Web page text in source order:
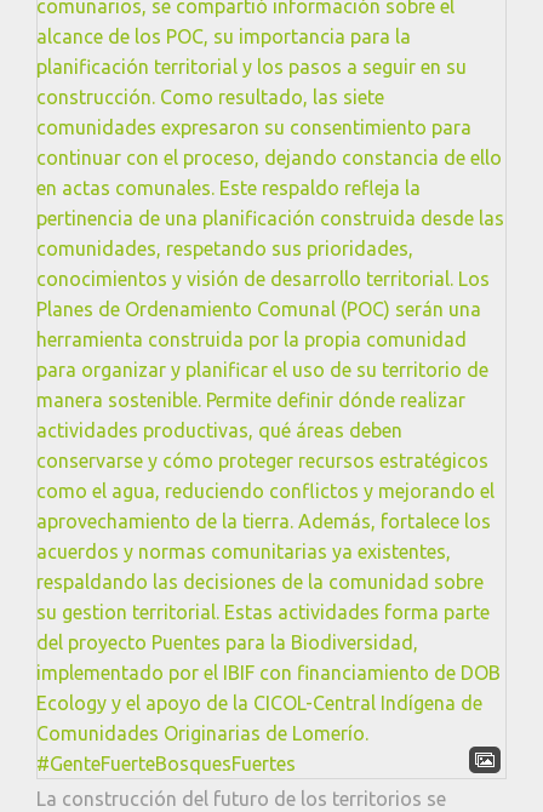
La construcción del futuro de los territorios se